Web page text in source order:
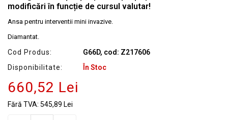
modificări în funcție de cursul valutar!
Ansa pentru interventii mini invazive.
Diamantat.
Cod Produs:
G66D, cod: Z217606
Disponibilitate:
În Stoc
660,52 Lei
Fără TVA: 545,89 Lei